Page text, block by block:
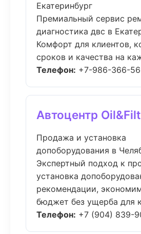
Екатеринбург
Премиальный сервис
диагностика двс в
Комфорт для клиентов,
сроков и качества на
Телефон: +7-986-366-
Автоцентр
Продажа и установка
допоборудования в
Экспертный подход к
установка
рекомендации,
бюджет без ущерба для
Телефон: +7 (904) 839-